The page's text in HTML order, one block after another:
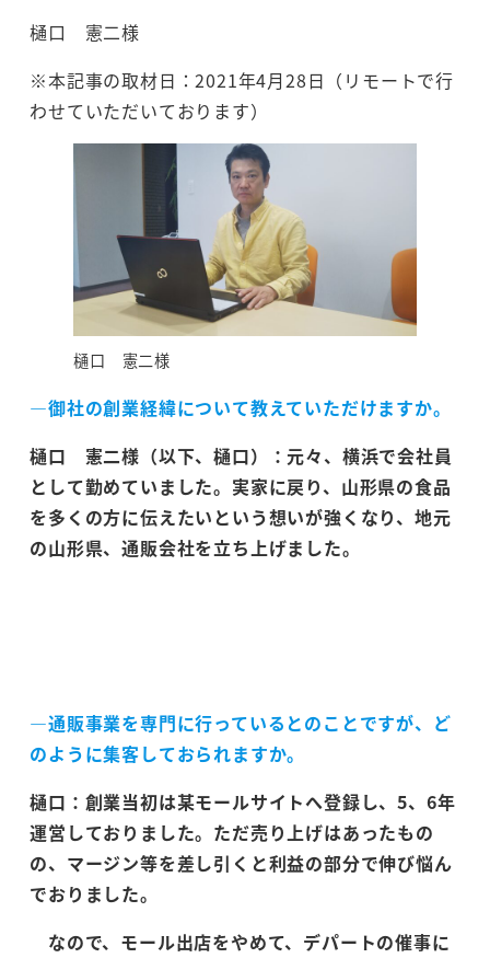
樋口 憲二様
※本記事の取材日：2021年4月28日（リモートで行
わせていただいております）
樋口 憲二様
―御社の創業経緯について教えていただけますか。
樋口 憲二様（以下、樋口）：元々、横浜で会社員
として勤めていました。実家に戻り、山形県の食品
を多くの方に伝えたいという想いが強くなり、地元
の山形県、通販会社を立ち上げました。
―通販事業を専門に行っているとのことですが、ど
のように集客しておられますか。
樋口：創業当初は某モールサイトへ登録し、5、6年
運営しておりました。ただ売り上げはあったもの
の、マージン等を差し引くと利益の部分で伸び悩ん
でおりました。
なので、モール出店をやめて、デパートの催事に